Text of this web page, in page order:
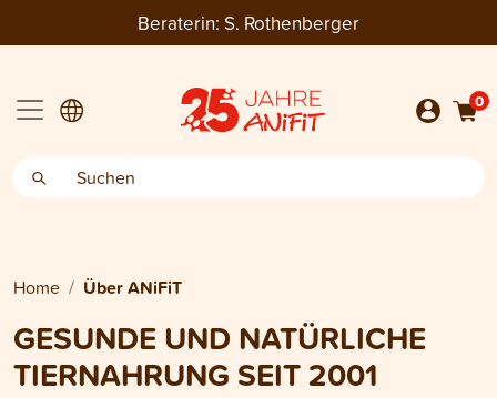
Beraterin: S. Rothenberger
0
Home Über ANiFiT
GESUNDE UND NATÜRLICHE
TIERNAHRUNG SEIT 2001